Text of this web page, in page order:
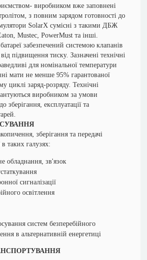
виробником вже заповнені
з повним зарядом готовності до
SolarX сумісні з такими ДБЖ
Mustec, PowerMust та інші.
забезпечений системою клапанів
підвищення тиску. Зазначені технічні
для номінальної температури
мати не менше 95% гарантованої
циклі заряд-розряду. Технічні
виробником за умови
зберігання, експлуатації та
зберігання та передачі
в таких галузях:
обладнання, зв'язок
сигналізації
освітлення
систем безперебійного
в альтернативній енергетиці